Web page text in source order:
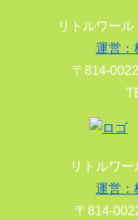
リトルワー
運営：
〒814-
リトルワ
運営：
〒814-